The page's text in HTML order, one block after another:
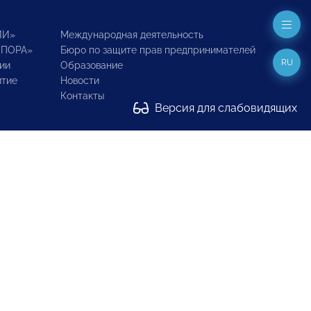
Международная деятельность
Бюро по защите прав предпринимателей
Образование
Новости
Контакты
Версия для слабовидящих
RU